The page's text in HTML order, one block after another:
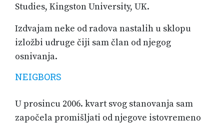
Studies, Kingston University, UK.
Izdvajam neke od radova nastalih u sklopu
izložbi udruge čiji sam član od njegog
osnivanja.
NEIGBORS
U prosincu 2006. kvart svog stanovanja sam
započela promišljati od njegove istovremeno